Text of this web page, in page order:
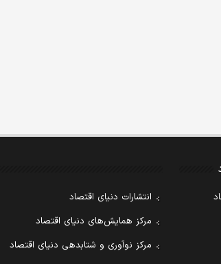
انتشارات دنیای اقتصاد
مرکز همایش‌های دنیای اقتصاد
مرکز نوآوری و شتابدهی دنیای اقتصاد